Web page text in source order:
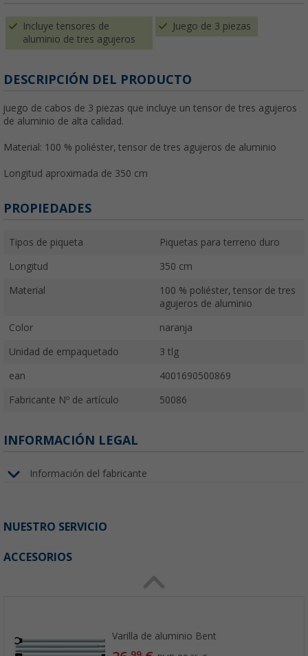
Incluye tensores de
aluminio de tres agujeros
Juego de 3 piezas
DESCRIPCIÓN DEL PRODUCTO
juego de cabos de 3 piezas que incluye un tensor de tres agujeros
de aluminio de alta calidad.
Material: 100 % poliéster, tensor de tres agujeros de aluminio
Longitud aproximada de 350 cm
PROPIEDADES
Tipos de piqueta Piquetas para terreno duro
Longitud 350 cm
Material
100 % poliéster, tensor de tres
agujeros de aluminio
Color naranja
Unidad de empaquetado 3 tlg
ean 4001690500869
Fabricante Nº de artículo 50086
INFORMACIÓN LEGAL
Información del fabricante
NUESTRO SERVICIO
ACCESORIOS
Varilla de aluminio Bent